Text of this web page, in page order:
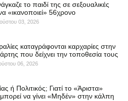
το παιδί της σε σεξουαλικές
«ικανοποιεί» 56χρονο
03, 2026
καταγράφονται καρχαρίες στην
που δείχνει την τοποθεσία τους
06, 2026
ή Πολιτικός; Γιατί το «Άριστα»
να γίνει «Μηδέν» στην κάλπη